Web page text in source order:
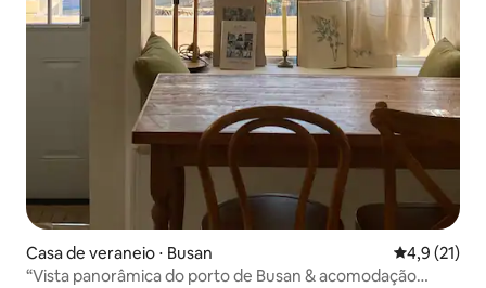
Casa de veraneio ⋅ Busan 4,9 de uma
4,9 (21)
“Vista panorâmica do porto de Busan & acomodação